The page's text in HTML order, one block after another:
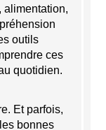
outils
ces
quotidien.
Et parfois,
bonnes